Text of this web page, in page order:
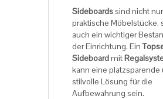
Sideboardssind nicht nur
praktische Möbelstücke,
auch ein wichtiger
der Einrichtung. Ein
Sideboardmit
kann eine platzsparende
stilvolle Lösung für die
Aufbewahrung sein.